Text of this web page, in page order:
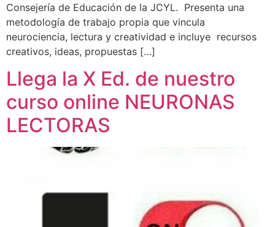
Consejería de Educación de la JCYL. Presenta una
metodología de trabajo propia que vincula
neurociencia, lectura y creatividad e incluye recursos
creativos, ideas, propuestas […]
Llega la X Ed. de nuestro
curso online NEURONAS
LECTORAS